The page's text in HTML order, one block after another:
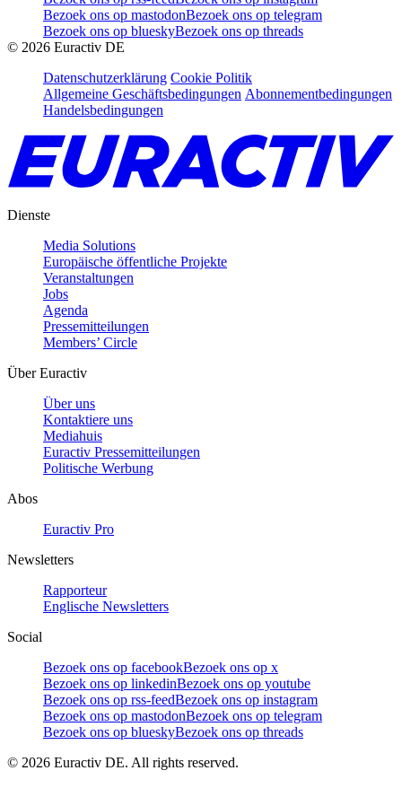
Bezoek ons op mastodonBezoek ons op telegram
Bezoek ons op blueskyBezoek ons op threads
© 2026 Euractiv DE
Datenschutzerklärung Cookie Politik
Allgemeine Geschäftsbedingungen Abonnementbedingungen
Handelsbedingungen
Dienste
Media Solutions
Europäische öffentliche Projekte
Veranstaltungen
Jobs
Agenda
Pressemitteilungen
Members’ Circle
Über Euractiv
Über uns
Kontaktiere uns
Mediahuis
Euractiv Pressemitteilungen
Politische Werbung
Abos
Euractiv Pro
Newsletters
Rapporteur
Englische Newsletters
Social
Bezoek ons op facebookBezoek ons op x
Bezoek ons op linkedinBezoek ons op youtube
Bezoek ons op rss-feedBezoek ons op instagram
Bezoek ons op mastodonBezoek ons op telegram
Bezoek ons op blueskyBezoek ons op threads
© 2026 Euractiv DE. All rights reserved.